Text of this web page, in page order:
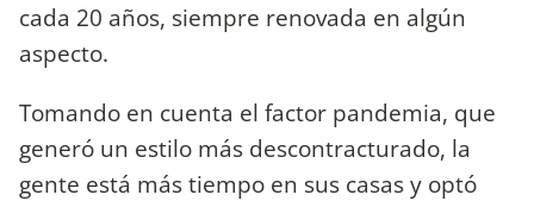
cada 20 años, siempre renovada en algún
aspecto.
Tomando en cuenta el factor pandemia, que
generó un estilo más descontracturado, la
gente está más tiempo en sus casas y optó